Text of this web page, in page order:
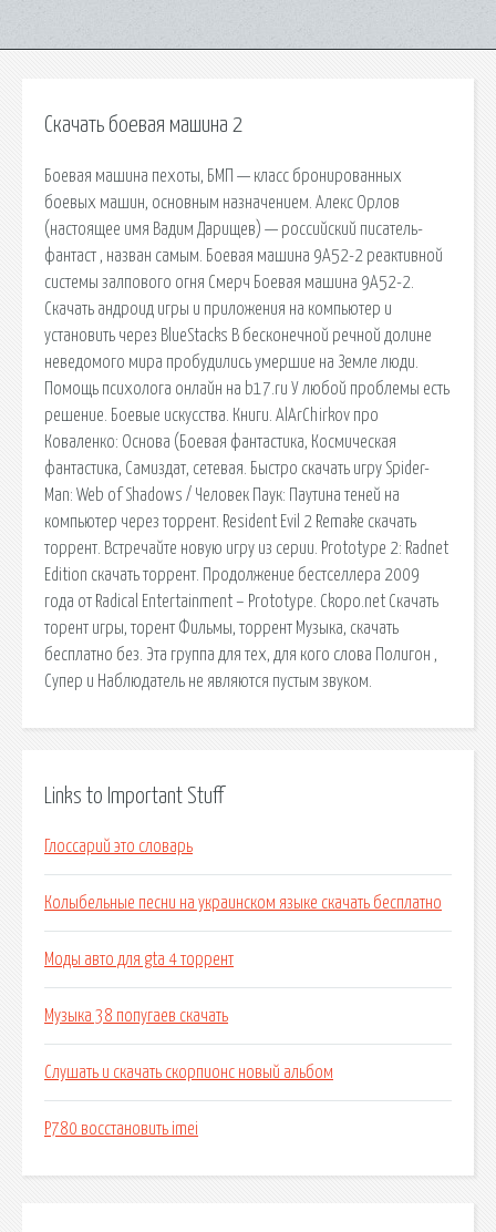
Скачать боевая машина 2
Боевая машина пехоты, БМП — класс бронированных
боевых машин, основным назначением. Алекс Орлов
(настоящее имя Вадим Дарищев) — российский писатель-
фантаст , назван самым. Боевая машина 9А52-2 реактивной
системы залпового огня Смерч Боевая машина 9А52-2.
Скачать андроид игры и приложения на компьютер и
установить через BlueStacks В бесконечной речной долине
неведомого мира пробудились умершие на Земле люди.
Помощь психолога онлайн на b17.ru У любой проблемы есть
решение. Боевые искусства. Книги. AlArChirkov про
Коваленко: Основа (Боевая фантастика, Космическая
фантастика, Самиздат, сетевая. Быстро скачать игру Spider-
Man: Web of Shadows / Человек Паук: Паутина теней на
компьютер через торрент. Resident Evil 2 Remake скачать
торрент. Встречайте новую игру из серии. Prototype 2: Radnet
Edition скачать торрент. Продолжение бестселлера 2009
года от Radical Entertainment – Prototype. Ckopo.net Скачать
торент игры, торент Фильмы, торрент Музыка, скачать
бесплатно без. Эта группа для тех, для кого слова Полигон ,
Супер и Наблюдатель не являются пустым звуком.
Links to Important Stuff
Глоссарий это словарь
Колыбельные песни на украинском языке скачать бесплатно
Моды авто для gta 4 торрент
Музыка 38 попугаев скачать
Слушать и скачать скорпионс новый альбом
P780 восстановить imei